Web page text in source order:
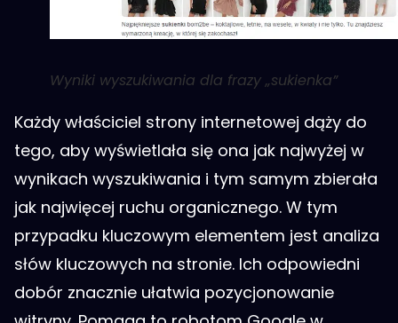
Wyniki wyszukiwania dla frazy „sukienka”
Każdy właściciel strony internetowej dąży do
tego, aby wyświetlała się ona jak najwyżej w
wynikach wyszukiwania i tym samym zbierała
jak najwięcej ruchu organicznego. W tym
przypadku kluczowym elementem jest analiza
słów kluczowych na stronie. Ich odpowiedni
dobór znacznie ułatwia pozycjonowanie